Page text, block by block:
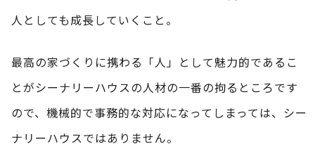
人としても成長していくこと。
最高の家づくりに携わる「人」として魅力的であるこ
とがシーナリーハウスの人材の一番の拘るところです
ので、機械的で事務的な対応になってしまっては、シー
ナリーハウスではありません。